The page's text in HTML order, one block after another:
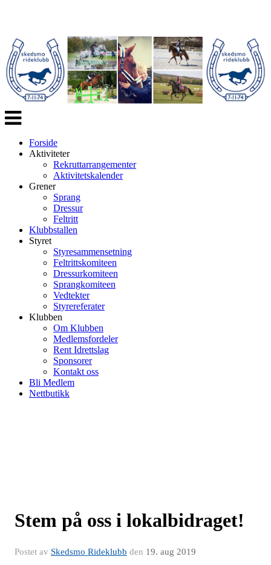
Veksle
navigasjon
Forside
Aktiviteter
Rekruttarrangementer
Aktivitetskalender
Grener
Sprang
Dressur
Feltritt
Klubbstallen
Styret
Styresammensetning
Feltrittskomiteen
Dressurkomiteen
Sprangkomiteen
Vedtekter
Styrereferater
Klubben
Om Klubben
Medlemsfordeler
Rent Idrettslag
Sponsorer
Kontakt oss
Bli Medlem
Nettbutikk
Stem på oss i lokalbidraget!
Postet av Skedsmo Rideklubb den 19. aug 2019